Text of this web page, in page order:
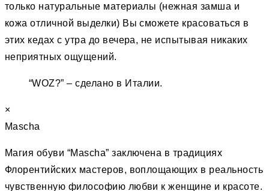
только натуральные материалы (нежная замша и
кожа отличной выделки) Вы сможете красоваться в
этих кедах с утра до вечера, не испытывая никаких
неприятных ощущений.
“WOZ?” – сделано в Италии.
×
Mascha
Магия обуви “Mascha” заключена в традициях
Флорентийских мастеров, воплощающих в реальность
чувственную философию любви к женщине и красоте.